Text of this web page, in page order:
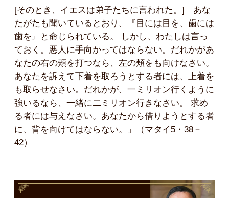
[そのとき、イエスは弟子たちに言われた。]「あな
たがたも聞いているとおり、『目には目を、歯には
歯を』と命じられている。 しかし、わたしは言っ
ておく。悪人に手向かってはならない。だれかがあ
なたの右の頬を打つなら、左の頬をも向けなさい。
あなたを訴えて下着を取ろうとする者には、上着を
も取らせなさい。だれかが、一ミリオン行くように
強いるなら、一緒に二ミリオン行きなさい。 求め
る者には与えなさい。あなたから借りようとする者
に、背を向けてはならない。」（マタイ5・38－
42）